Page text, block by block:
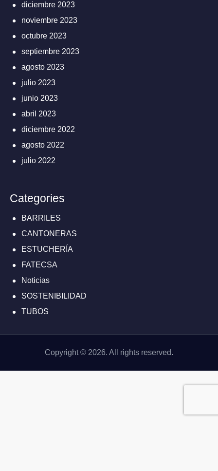
diciembre 2023
noviembre 2023
octubre 2023
septiembre 2023
agosto 2023
julio 2023
junio 2023
abril 2023
diciembre 2022
agosto 2022
julio 2022
Categories
BARRILES
CANTONERAS
ESTUCHERÍA
FATECSA
Noticias
SOSTENIBILIDAD
TUBOS
Copyright © 2026. All rights reserved.